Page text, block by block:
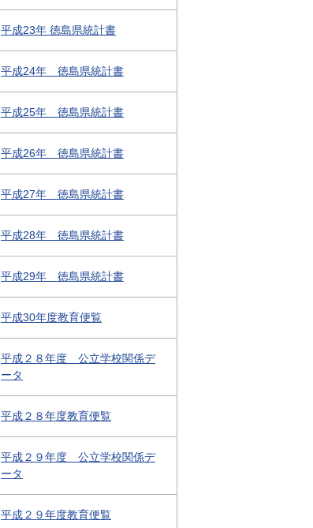
平成23年 徳島県統計書
平成24年 徳島県統計書
平成25年 徳島県統計書
平成26年 徳島県統計書
平成27年 徳島県統計書
平成28年 徳島県統計書
平成29年 徳島県統計書
平成30年度教育便覧
平成２８年度 公立学校関係デ
ータ
平成２８年度教育便覧
平成２９年度 公立学校関係デ
ータ
平成２９年度教育便覧